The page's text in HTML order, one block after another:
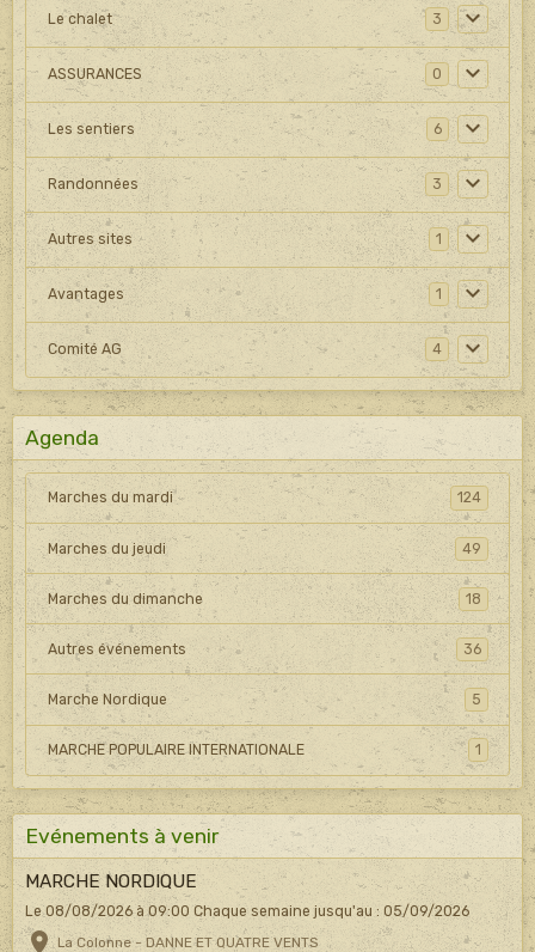
Le chalet 3
ASSURANCES 0
Les sentiers 6
Randonnées 3
Autres sites 1
Avantages 1
Comité AG 4
Agenda
Marches du mardi 124
Marches du jeudi 49
Marches du dimanche 18
Autres événements 36
Marche Nordique 5
MARCHE POPULAIRE INTERNATIONALE 1
Evénements à venir
MARCHE NORDIQUE
Le 08/08/2026 à 09:00 Chaque semaine jusqu'au : 05/09/2026
La Colonne - DANNE ET QUATRE VENTS